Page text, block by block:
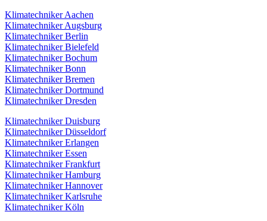
Klimatechniker Aachen
Klimatechniker Augsburg
Klimatechniker Berlin
Klimatechniker Bielefeld
Klimatechniker Bochum
Klimatechniker Bonn
Klimatechniker Bremen
Klimatechniker Dortmund
Klimatechniker Dresden
Klimatechniker Duisburg
Klimatechniker Düsseldorf
Klimatechniker Erlangen
Klimatechniker Essen
Klimatechniker Frankfurt
Klimatechniker Hamburg
Klimatechniker Hannover
Klimatechniker Karlsruhe
Klimatechniker Köln